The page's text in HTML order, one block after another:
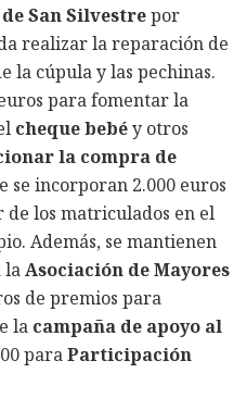
San Silvestrepor
realizar la reparación de
la cúpula y las pechinas.
para fomentar la
cheque bebéy otros
la compra de
se incorporan 2.000 euros
de los matriculados en el
Además, se mantienen
laAsociación de Mayores
de premios para
la campaña de apoyo al
paraParticipación